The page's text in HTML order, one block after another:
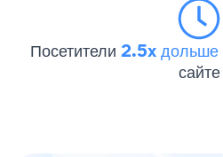
Посетители 2.5x дольше
сайте